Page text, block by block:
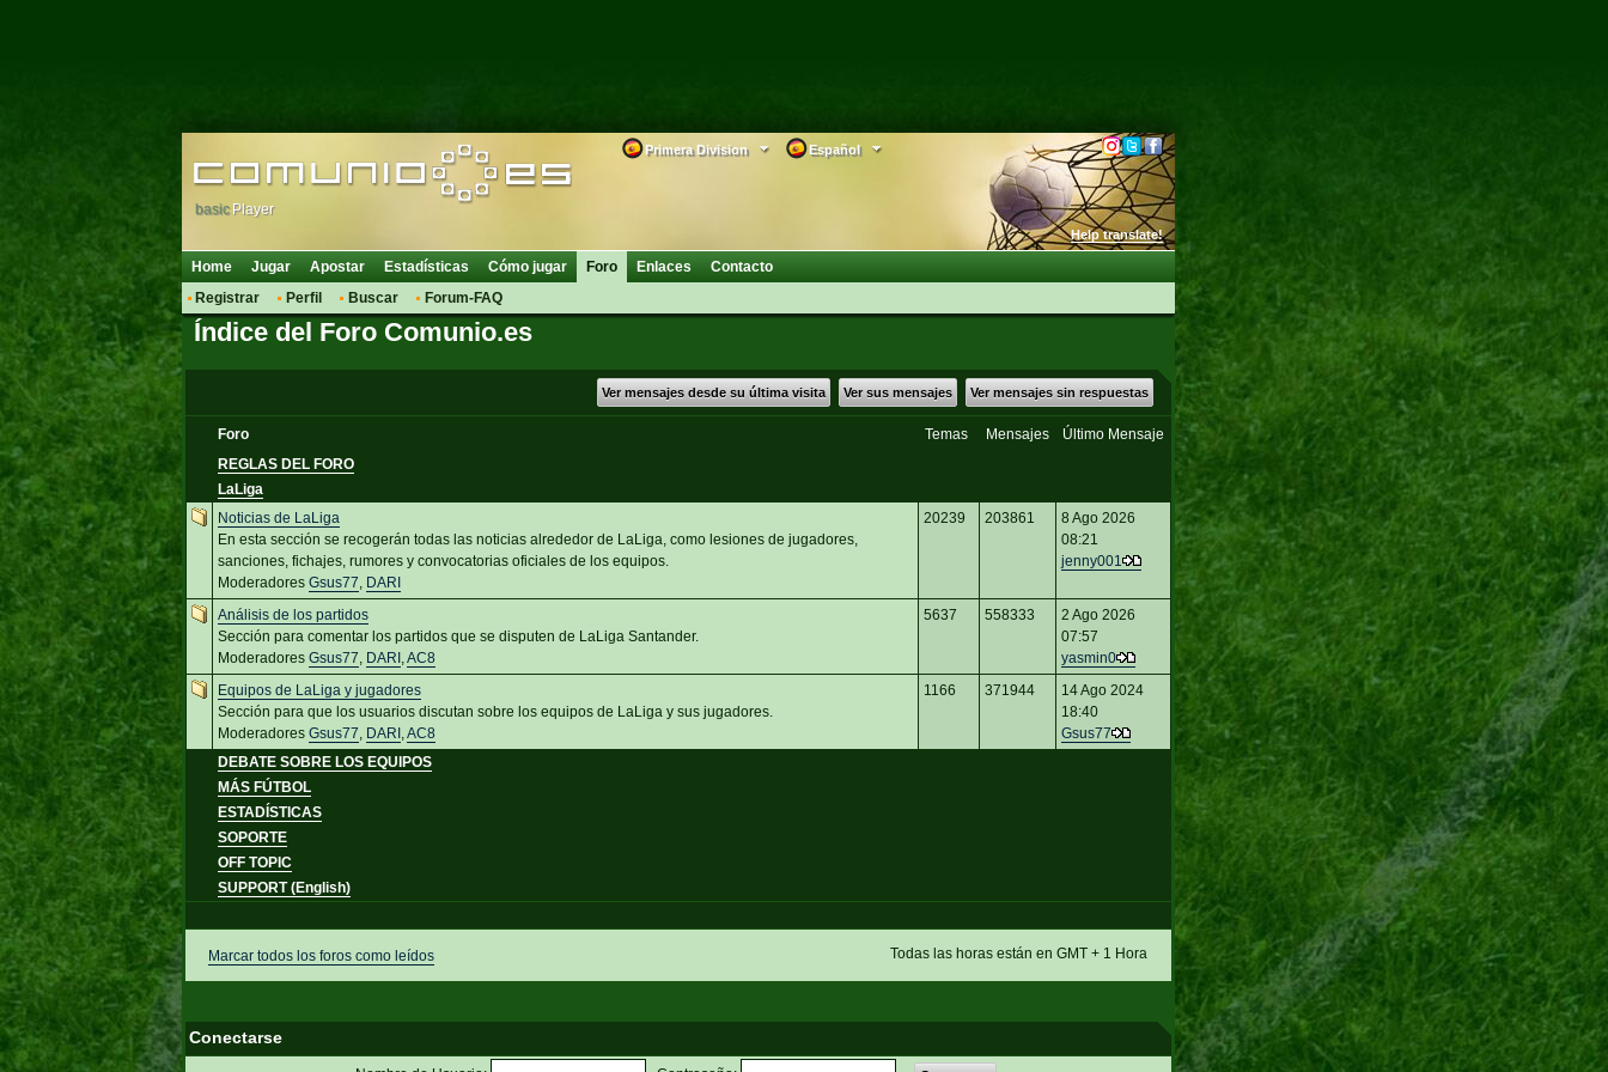
Español
Primera Division
Help translate!
basic Player
Home Jugar Apostar Estadísticas Cómo jugar
Foro
Registrar
Perfil Buscar Forum-FAQ
Enlaces Contacto
Índice del Foro Comunio.es
Ver mensajes desde su última visita Ver sus mensajes Ver mensajes sin respuestas
Foro Temas Mensajes
Último Mensaje
REGLAS DEL FORO
LaLiga
Noticias de LaLiga
En esta sección se recogerán todas las noticias alrededor de LaLiga, como lesiones de jugadores,
sanciones, fichajes, rumores y convocatorias oficiales de los equipos.
Moderadores Gsus77, DARI
20239 203861
8 Ago 2026
08:21
jenny001
Análisis de los partidos
Sección para comentar los partidos que se disputen de LaLiga Santander.
Moderadores Gsus77, DARI ,AC8
5637 558333
2 Ago 2026
07:57
yasmin0
Equipos de LaLiga y jugadores
Sección para que los usuarios discutan sobre los equipos de LaLiga y sus jugadores.
Moderadores Gsus77, DARI ,AC8
1166 371944
14 Ago 2024
18:40
Gsus77
DEBATE SOBRE LOS EQUIPOS
MÁS FÚTBOL
ESTADÍSTICAS
SOPORTE
OFF TOPIC
SUPPORT (English)
Todas las horas están en GMT + 1 Hora
Marcar todos los foros como leídos
Conectarse